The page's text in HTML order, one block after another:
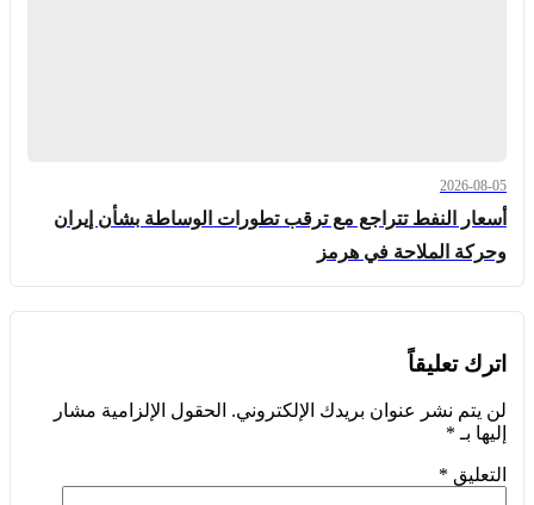
2026-08-05
أسعار النفط تتراجع مع ترقب تطورات الوساطة بشأن إيران
وحركة الملاحة في هرمز
اترك تعليقاً
لن يتم نشر عنوان بريدك الإلكتروني. الحقول الإلزامية مشار
إليها بـ *
التعليق *